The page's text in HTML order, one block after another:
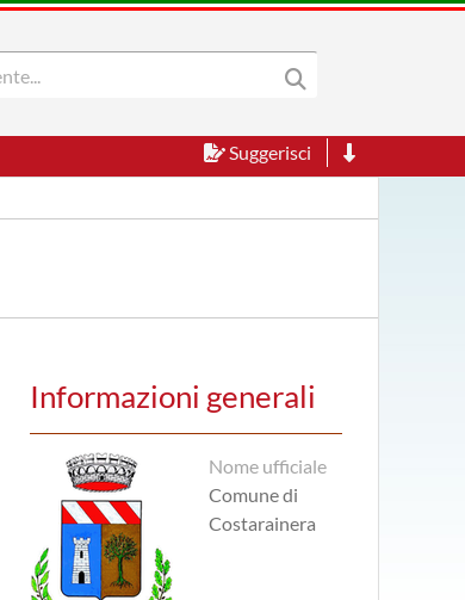
Suggerisci
Informazioni generali
Nome ufficiale
Comune di
Costarainera